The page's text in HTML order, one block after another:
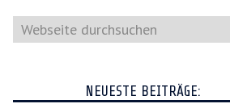
Webseite
durchsuchen
NEUESTE BEITRÄGE: